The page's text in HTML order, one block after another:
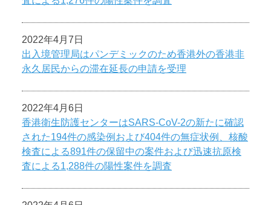
2022年4月7日
出入境管理局はパンデミックのため香港外の香港非
永久居民からの滞在延長の申請を受理
2022年4月6日
香港衛生防護センターはSARS-CoV-2の新たに確認
された194件の感染例および404件の無症状例、核酸
検査による891件の保留中の案件および迅速抗原検
査による1,288件の陽性案件を調査